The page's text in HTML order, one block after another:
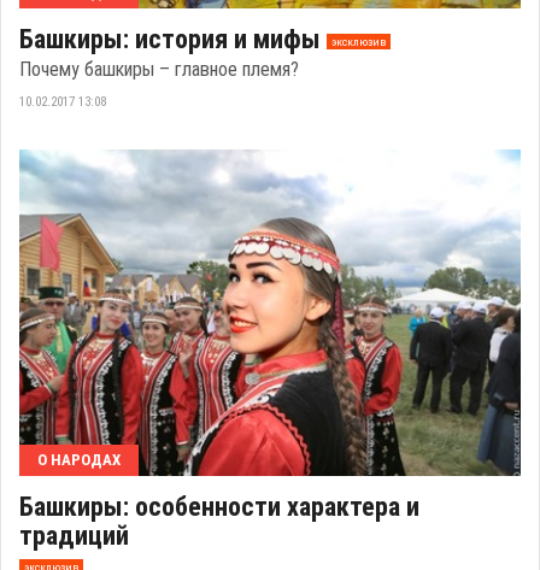
Башкиры: история и мифы эксклюзив
Почему башкиры – главное племя?
10.02.2017 13:08
О НАРОДАХ
Башкиры: особенности характера и
традиций